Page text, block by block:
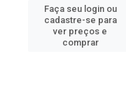
Faça seu login ou
cadastre-se para
ver preços e
comprar